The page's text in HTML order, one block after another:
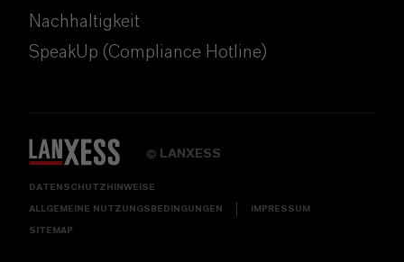
Nachhaltigkeit
SpeakUp (Compliance Hotline)
© LANXESS
DATENSCHUTZHINWEISE
ALLGEMEINE NUTZUNGSBEDINGUNGEN IMPRESSUM
SITEMAP